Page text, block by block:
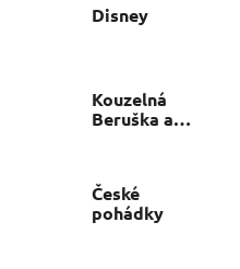
Disney
Kouzelná
Beruška a
České
pohádky